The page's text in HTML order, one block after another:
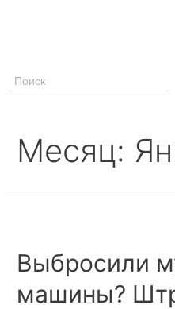
Месяц:
Выбросили
машины?